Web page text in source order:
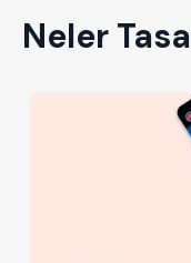
Neler